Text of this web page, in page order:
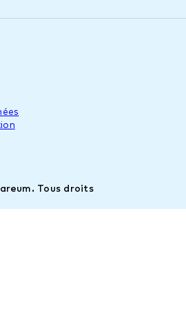
Tous droits